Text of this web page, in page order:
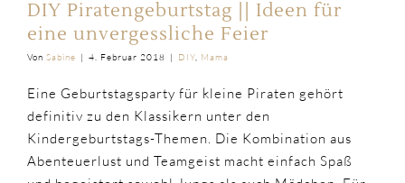
DIY Piratengeburtstag || Ideen für
eine unvergessliche Feier
Von Sabine | 4. Februar 2018 | DIY, Mama
Eine Geburtstagsparty für kleine Piraten gehört
definitiv zu den Klassikern unter den
Kindergeburtstags-Themen. Die Kombination aus
Abenteuerlust und Teamgeist macht einfach Spaß